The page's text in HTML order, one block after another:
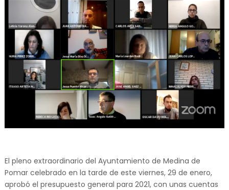
El pleno extraordinario del Ayuntamiento de Medina de
Pomar celebrado en la tarde de este viernes, 29 de enero,
aprobó el presupuesto general para 2021, con unas cuentas